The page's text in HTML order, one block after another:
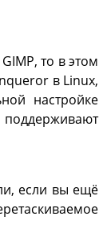
GIMP, то в этом
в Linux,
настройке
если вы ещё